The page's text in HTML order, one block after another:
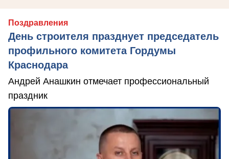
Поздравления
День строителя празднует председатель
профильного комитета Гордумы
Краснодара
Андрей Анашкин отмечает профессиональный
праздник